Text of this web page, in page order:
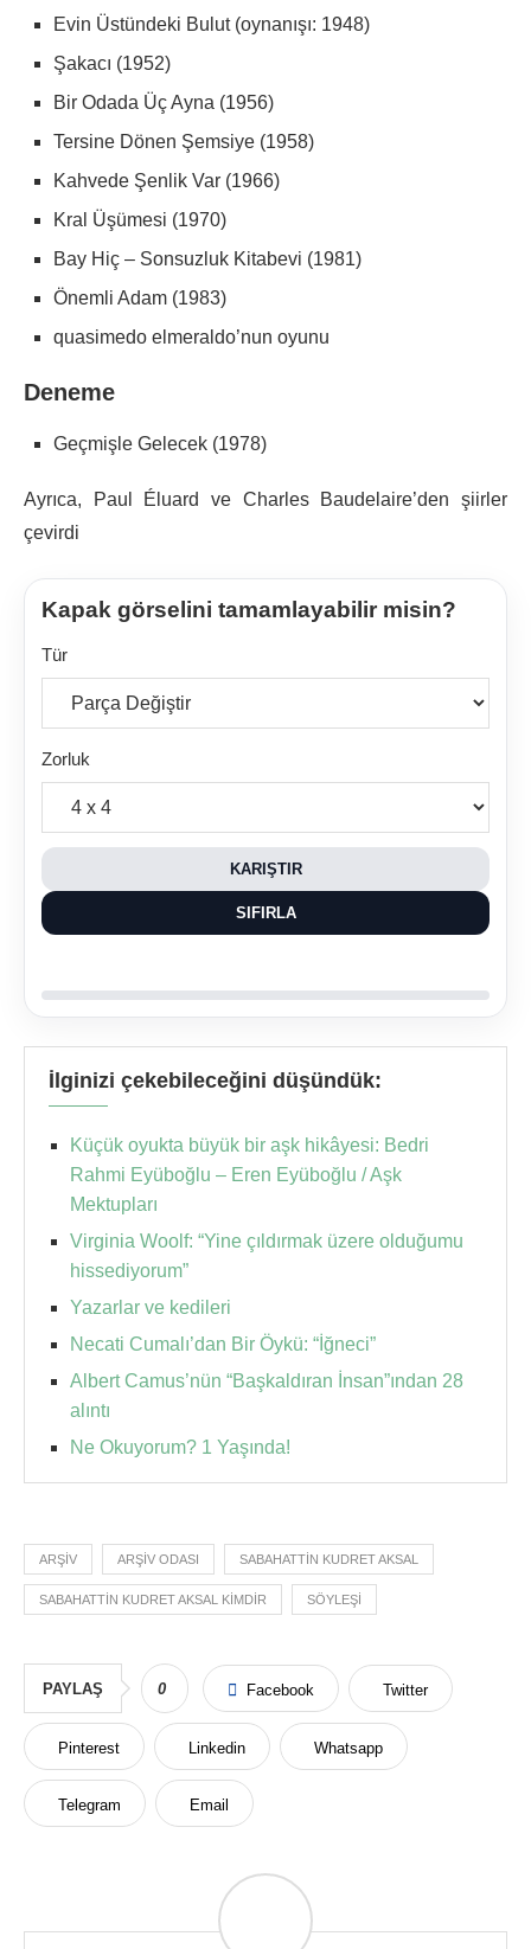
Evin Üstündeki Bulut (oynanışı: 1948)
Şakacı (1952)
Bir Odada Üç Ayna (1956)
Tersine Dönen Şemsiye (1958)
Kahvede Şenlik Var (1966)
Kral Üşümesi (1970)
Bay Hiç – Sonsuzluk Kitabevi (1981)
Önemli Adam (1983)
quasimedo elmeraldo’nun oyunu
Deneme
Geçmişle Gelecek (1978)
Ayrıca, Paul Éluard ve Charles Baudelaire’den şiirler
çevirdi
Kapak görselini tamamlayabilir misin?
Tür
Zorluk
KARIŞTIR
SIFIRLA
İlginizi çekebileceğini düşündük:
Küçük oyukta büyük bir aşk hikâyesi: Bedri
Rahmi Eyüboğlu – Eren Eyüboğlu / Aşk
Mektupları
Virginia Woolf: “Yine çıldırmak üzere olduğumu
hissediyorum”
Yazarlar ve kedileri
Necati Cumalı’dan Bir Öykü: “İğneci”
Albert Camus’nün “Başkaldıran İnsan”ından 28
alıntı
Ne Okuyorum? 1 Yaşında!
ARŞIV ARŞIV ODASI SABAHATTIN KUDRET AKSAL
SABAHATTIN KUDRET AKSAL KIMDIR SÖYLEŞI
PAYLAŞ 0 Facebook Twitter
Pinterest Linkedin Whatsapp
Telegram Email